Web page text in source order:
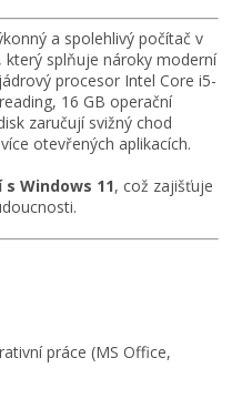
a spolehlivý počítač v
splňuje nároky moderní
procesor Intel Core i5-
16 GB operační
zaručují svižný chod
otevřených aplikacích.
Windows 11, což zajišťuje
práce (MS Office,